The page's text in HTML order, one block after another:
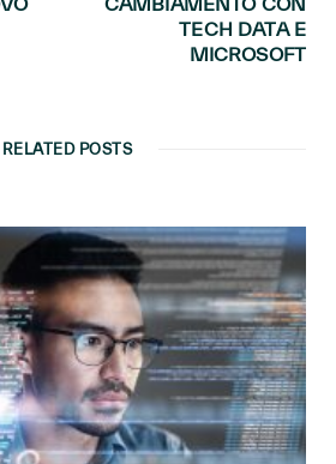
TECH DATA E
MICROSOFT
RELATED POSTS